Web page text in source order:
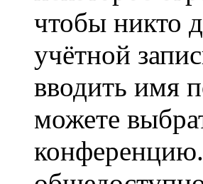
чтобы никто
учётной
вводить имя
можете
конференцию.